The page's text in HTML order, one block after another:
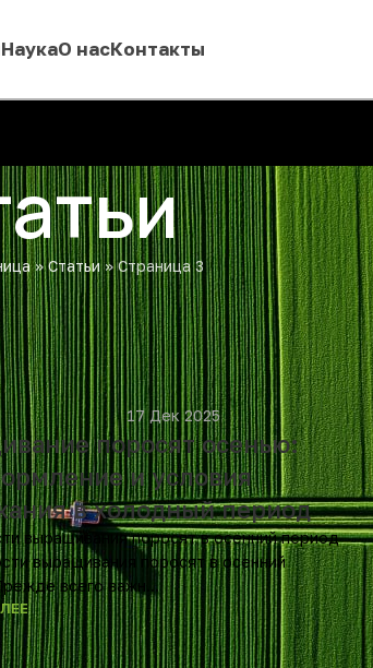
НаукаО насКонтакты
»Статьи»Страница 3
						17 Дек 2025
поросят осенью:
и условия
в холодный период
выращивания поросят в осенний период
выращивания поросят в осенний
всего важн...